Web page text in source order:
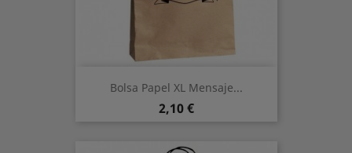
Bolsa Papel XL Mensaje...
Precio
2,10 €